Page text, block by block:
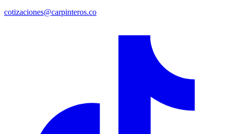
cotizaciones@carpinteros.co